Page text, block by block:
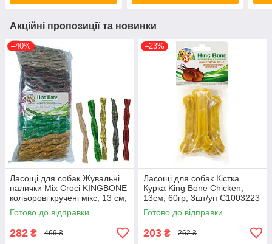
Акційні пропозиції та новинки
–40%
Ласощі для собак Жувальні
палички Mix Croci KINGBONE
кольорові кручені мікс, 13 см,
100 шт, 800 г C6BI2043
Готово до відправки
282 ₴ 469 ₴
–23%
Ласощі для собак Кістка
Курка King Bone Chicken,
13см, 60гр, 3шт/уп C1003223
Готово до відправки
203 ₴ 262 ₴